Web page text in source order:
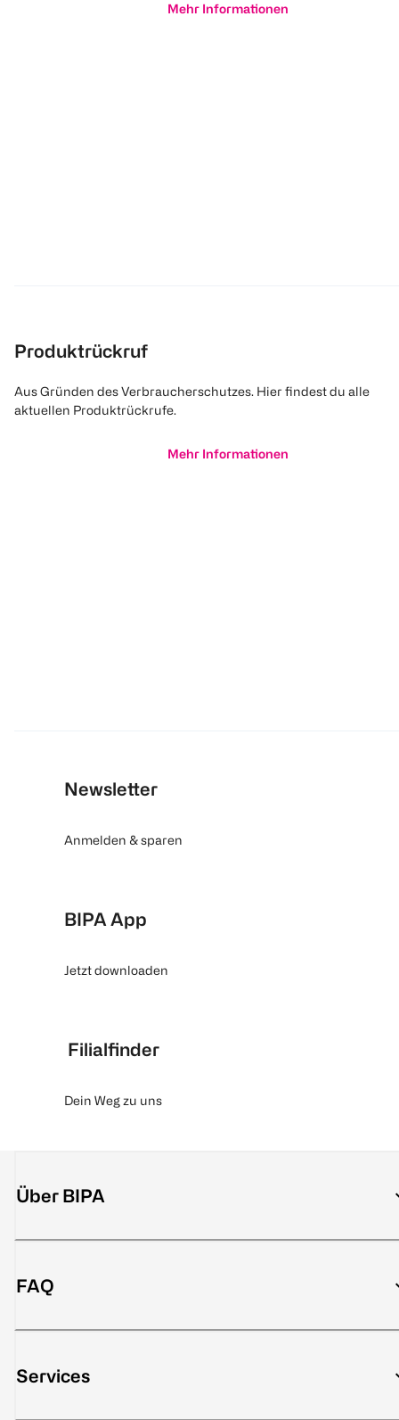
Mehr Informationen
Produktrückruf
Aus Gründen des Verbraucherschutzes. Hier findest du alle
aktuellen Produktrückrufe.
Mehr Informationen
Newsletter
Anmelden & sparen
BIPA App
Jetzt downloaden
Filialfinder
Dein Weg zu uns
Über BIPA
FAQ
Services